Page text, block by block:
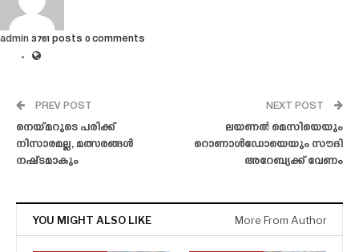
admin 3761 posts 0 comments
PREV POST
നെയ്‌മറുടെ പരിക്ക്
നിസാരമല്ല, മത്സരങ്ങൾ
നഷ്‌ടമാകും
NEXT POST
ലയണൽ മെസിയെയും
റൊണാൾഡോയെയും സൗദി
അറേബ്യക്ക് വേണം
YOU MIGHT ALSO LIKE More From Author